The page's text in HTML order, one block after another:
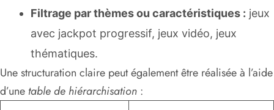
Filtrage par thèmes ou caractéristiques : jeux
avec jackpot progressif, jeux vidéo, jeux
thématiques.
Une structuration claire peut également être réalisée à l’aide
d’une table de hiérarchisation :